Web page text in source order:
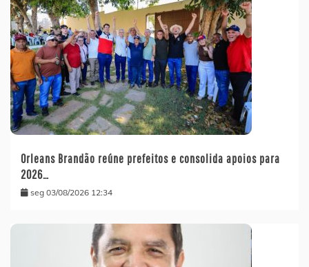
Orleans Brandão reúne prefeitos e consolida apoios para
2026…
seg 03/08/2026 12:34